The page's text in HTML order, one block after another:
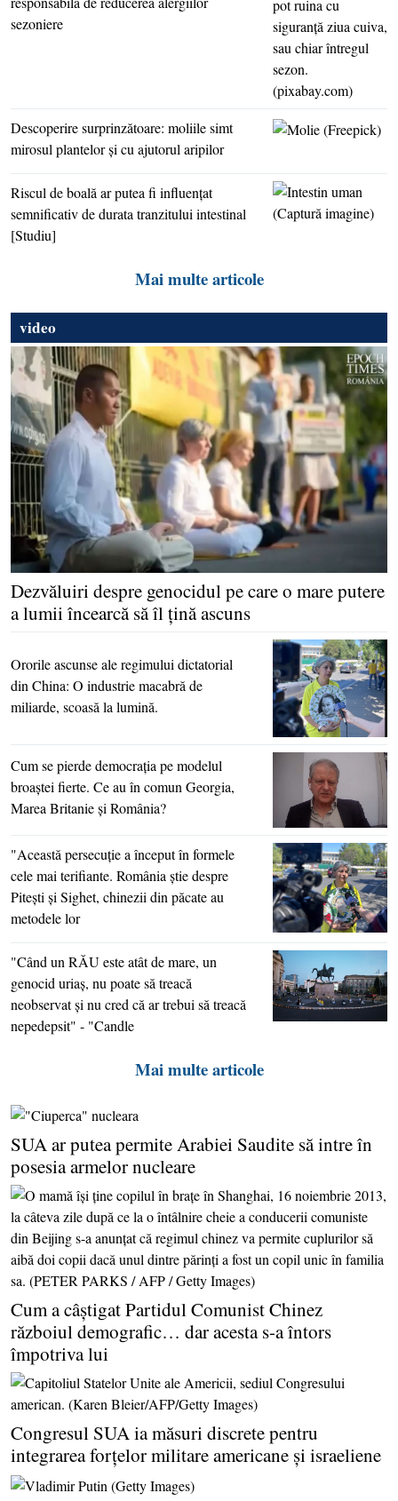
video
Dezvăluiri despre genocidul pe care o mare putere
a lumii încearcă să îl ţină ascuns
Ororile ascunse ale regimului dictatorial
din China: O industrie macabră de
miliarde, scoasă la lumină.
Cum se pierde democraţia pe modelul
broaştei fierte. Ce au în comun Georgia,
Marea Britanie şi România?
"Această persecuţie a început în formele
cele mai terifiante. România ştie despre
Piteşti şi Sighet, chinezii din păcate au
metodele lor
"Când un RĂU este atât de mare, un
genocid uriaş, nu poate să treacă
neobservat şi nu cred că ar trebui să treacă
nepedepsit" - "Candle
Mai multe articole
sezoniere
Descoperire surprinzătoare: moliile simt
mirosul plantelor şi cu ajutorul aripilor
Riscul de boală ar putea fi influenţat
semnificativ de durata tranzitului intestinal
[Studiu]
Mai multe articole
SUA ar putea permite Arabiei Saudite să intre în
posesia armelor nucleare
Cum a câştigat Partidul Comunist Chinez
războiul demografic… dar acesta s-a întors
împotriva lui
Congresul SUA ia măsuri discrete pentru
integrarea forţelor militare americane şi israeliene